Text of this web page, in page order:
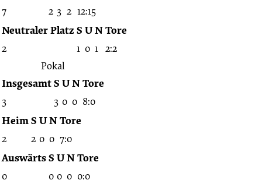
7 2 3 2 12:15
Neutraler Platz S UNTore
2 1 0 1 2:2
Pokal
InsgesamtS UNTore
3 3 0 0 8:0
HeimS UNTore
2 2 0 0 7:0
AuswärtsS UNTore
0 0 0 0 0:0